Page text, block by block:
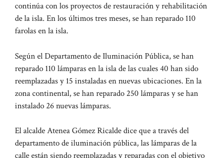
continúa con los proyectos de restauración y rehabilitación
de la isla. En los últimos tres meses, se han reparado 110
farolas en la isla.
Según el Departamento de Iluminación Pública, se han
reparado 110 lámparas en la isla de las cuales 40 han sido
reemplazadas y 15 instaladas en nuevas ubicaciones. En la
zona continental, se han reparado 250 lámparas y se han
instalado 26 nuevas lámparas.
El alcalde Atenea Gómez Ricalde dice que a través del
departamento de iluminación pública, las lámparas de la
calle están siendo reemplazadas y reparadas con el objetivo